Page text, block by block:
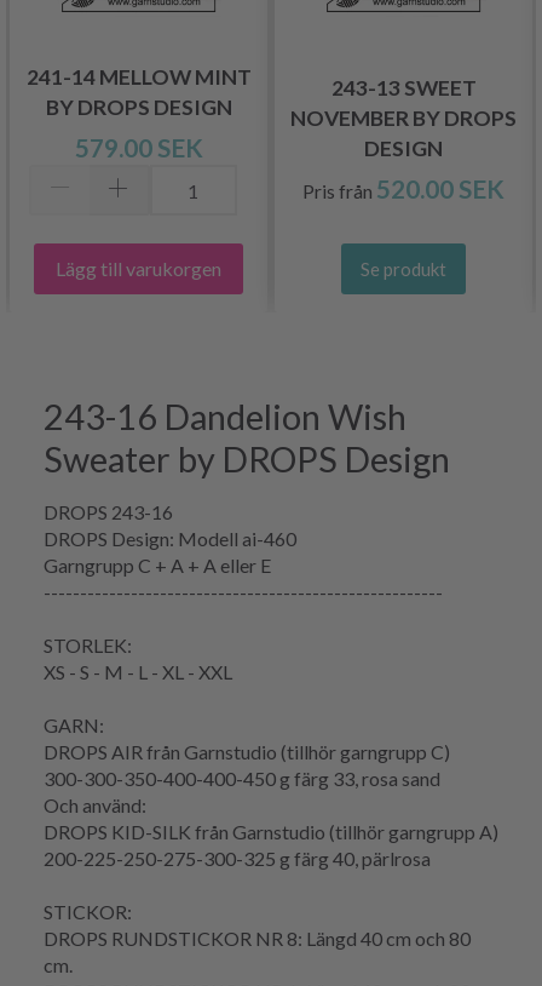
241-14 MELLOW MINT
BY DROPS DESIGN
579.00 SEK
Lägg till varukorgen
243-13 SWEET
NOVEMBER BY DROPS
DESIGN
Pris från 520.00 SEK
Se produkt
243-16 Dandelion Wish
Sweater by DROPS Design
DROPS 243-16
DROPS Design: Modell ai-460
Garngrupp C + A + A eller E
-------------------------------------------------------
STORLEK:
XS - S - M - L - XL - XXL
GARN:
DROPS AIR från Garnstudio (tillhör garngrupp C)
300-300-350-400-400-450 g färg 33, rosa sand
Och använd:
DROPS KID-SILK från Garnstudio (tillhör garngrupp A)
200-225-250-275-300-325 g färg 40, pärlrosa
STICKOR:
DROPS RUNDSTICKOR NR 8: Längd 40 cm och 80
cm.